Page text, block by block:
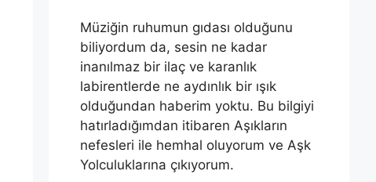
Müziğin ruhumun gıdası olduğunu
biliyordum da, sesin ne kadar
inanılmaz bir ilaç ve karanlık
labirentlerde ne aydınlık bir ışık
olduğundan haberim yoktu. Bu bilgiyi
hatırladığımdan itibaren Aşıkların
nefesleri ile hemhal oluyorum ve Aşk
Yolculuklarına çıkıyorum.